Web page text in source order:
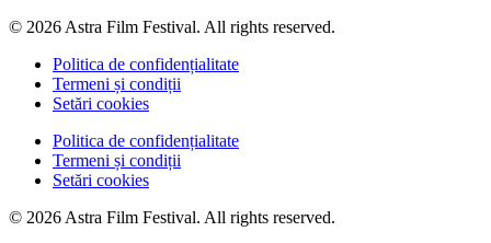
© 2026 Astra Film Festival. All rights reserved.
Politica de confidențialitate
Termeni și condiții
Setări cookies
Politica de confidențialitate
Termeni și condiții
Setări cookies
© 2026 Astra Film Festival. All rights reserved.